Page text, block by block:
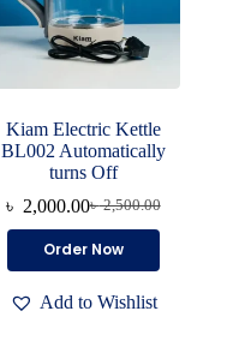
Kiam Electric Kettle
BL002 Automatically
turns Off
৳2,500.00
Original
price
was:
৳ 2,000.00Current
price
is:
Order Now
Add to Wishlist